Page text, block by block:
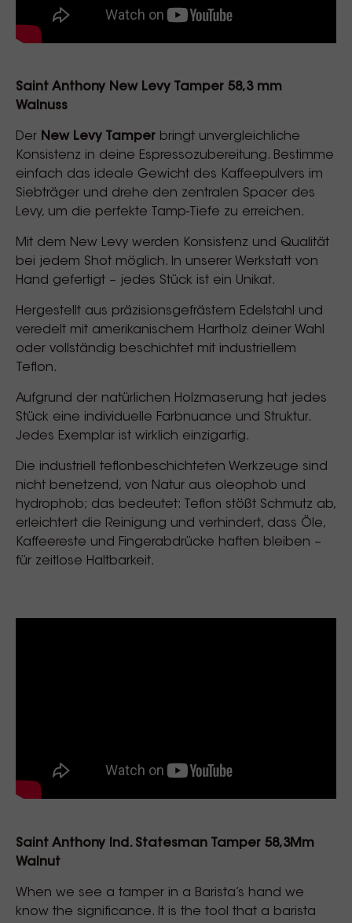
Saint Anthony New Levy Tamper 58,3 mm
Walnuss
Der New Levy Tamper bringt unvergleichliche
Konsistenz in deine Espressozubereitung. Bestimme
einfach das ideale Gewicht des Kaffeepulvers im
Siebträger und drehe den zentralen Spacer des
Levy, um die perfekte Tamp-Tiefe zu erreichen.
Mit dem New Levy werden Konsistenz und Qualität
bei jedem Shot möglich. In unserer Werkstatt von
Hand gefertigt – jedes Stück ist ein Unikat.
Hergestellt aus präzisionsgefrästem Edelstahl und
veredelt mit amerikanischem Hartholz deiner Wahl
oder vollständig beschichtet mit industriellem
Teflon.
Aufgrund der natürlichen Holzmaserung hat jedes
Stück eine individuelle Farbnuance und Struktur.
Jedes Exemplar ist wirklich einzigartig.
Die industriell teflonbeschichteten Werkzeuge sind
nicht benetzend, von Natur aus oleophob und
hydrophob; das bedeutet: Teflon stößt Schmutz ab,
erleichtert die Reinigung und verhindert, dass Öle,
Kaffeereste und Fingerabdrücke haften bleiben –
für zeitlose Haltbarkeit.
Saint Anthony Ind. Statesman Tamper 58,3Mm
Walnut
When we see a tamper in a Barista’s hand we
know the significance. It is the tool that a barista